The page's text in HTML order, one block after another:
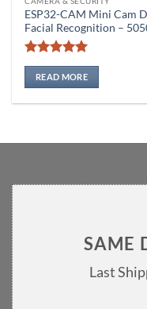
ESP32-CAM Mini Cam
Facial Recognition –
Rated5
out of 5
READ MORE
SAME
Last